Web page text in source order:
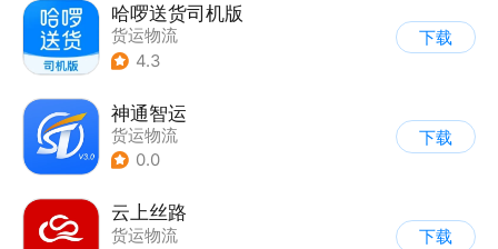
哈啰送货司机版
货运物流
4.3
下载
神通智运
货运物流
0.0
下载
云上丝路
货运物流
下载